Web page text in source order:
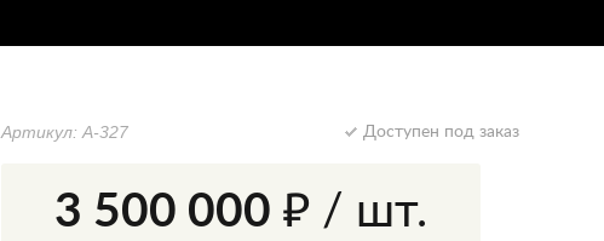
Артикул: А-327 Доступен под заказ
3 500 000 ₽/ шт.